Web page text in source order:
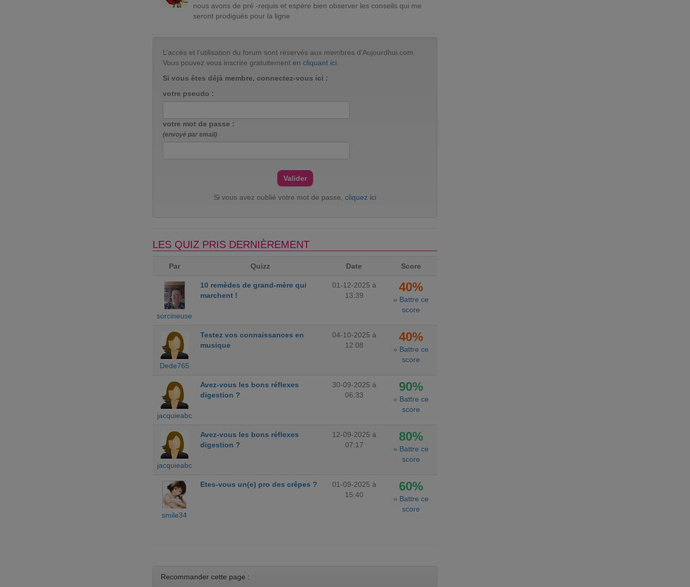
nous avons de pré -requis et espère bien observer les conseils qui me
seront prodigués pour la ligne
L’accès et l’utilisation du forum sont réservés aux membres d'Aujourdhui.com.
Vous pouvez vous inscrire gratuitement en cliquant ici
Si vous êtes déjà membre, connectez-vous ici :
votre pseudo :
votre mot de passe :
(envoyé par email)
Si vous avez oublié votre mot de passe, cliquez ici
LES QUIZ PRIS DERNIÈREMENT
Par Quizz Date Score
sorcineuse
10 remèdes de grand-mère qui
marchent !
01-12-2025 à
13:39
40%
» Battre ce
score
Dede765
Testez vos connaissances en
musique
04-10-2025 à
12:08
40%
» Battre ce
score
jacquieabc
Avez-vous les bons réflexes
digestion ?
30-09-2025 à
06:33
90%
» Battre ce
score
jacquieabc
Avez-vous les bons réflexes
digestion ?
12-09-2025 à
07:17
80%
» Battre ce
score
smile34
Etes-vous un(e) pro des crêpes ?
01-09-2025 à
15:40
60%
» Battre ce
score
Recommander cette page :